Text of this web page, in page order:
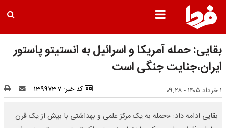
بقایی: حمله آمریکا و اسرائیل به انستیتو پاستور
ایران،جنایت جنگی است
۱ خرداد ۱۴۰۵ - ۰۹:۲۸ کد خبر: 1399737
بقایی ادامه داد: «حمله به یک مرکز علمی و بهداشتی با بیش از یک قرن